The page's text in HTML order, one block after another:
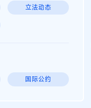
立法动态
国际公约